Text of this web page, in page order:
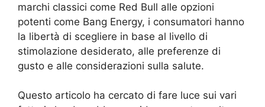
marchi classici come Red Bull alle opzioni
potenti come Bang Energy, i consumatori hanno
la libertà di scegliere in base al livello di
stimolazione desiderato, alle preferenze di
gusto e alle considerazioni sulla salute.
Questo articolo ha cercato di fare luce sui vari